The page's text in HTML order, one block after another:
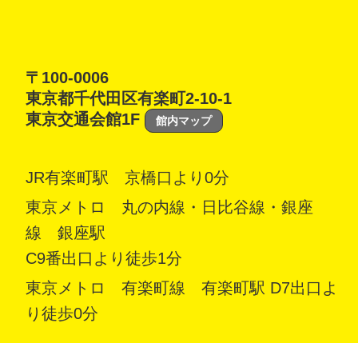
〒100-0006
東京都千代田区有楽町2-10-1
東京交通会館1F
館内マップ
JR有楽町駅 京橋口より0分
東京メトロ 丸の内線・日比谷線・銀座
線 銀座駅
C9番出口より徒歩1分
東京メトロ 有楽町線 有楽町駅 D7出口よ
り徒歩0分